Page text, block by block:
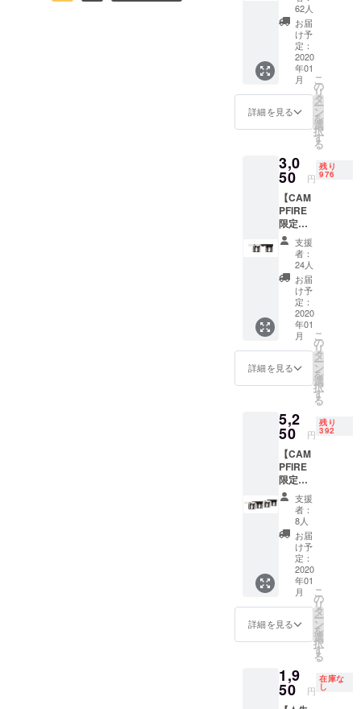
ターン
をお届
けでき
ますの
で、ご
支援よ
ろしく
いたし
ます。
（達成
後支援
型）で
す。 目
標を達
成した
場合の
みリ
ターン
で、ご
支援よ
ろしく
お願い
いたし
ます。
Nothing
（達成
後支援
型）で
す。 目
標を達
成した
場合の
みリ
ますの
で、ご
支援よ
ろしく
お願い
いたし
ます。
ルダー2
種類
セット
※送料無
容物
「ワイ
ズホル
ダー
MINI」
×1個
Dark
Chocol
ate /
White)
「ワイ
ズホル
ダー
（3L）
」×1個
(色：
White) *
スペア
吸盤 +
吸着
パット
含め ■
サイズ
MINI」 :
185mm
x
120mm
x
8mm(ハ
ンドル
含め
27mm)
「ワイ
ズホル
ダー
（3L）
218.5m
m x
140mm
ル含め
27mm)
■本プロ
62人
お届
け予
定：
2020
年01
月
詳細を見る
こ
の
リ
タ
ー
ン
を
選
択
す
る
3,0
50 円
残り
976
【CAM
PFIRE
限定価
格】
「ワイ
ズホル
ダー
MINI」
ダブル
※送料無
容物
「ワイ
ズホル
ダー
MINI」
(色：
Dark
Chocol
ate /
White) *
スペア
吸盤 +
吸着
パット
含め ■
サイズ
「ワイ
ズホル
ダー
MINI」 :
185mm
x
8mm(ハ
ンドル
含め
27mm)
支援
者：
24人
お届
け予
定：
2020
年01
月
詳細を見る
こ
の
リ
タ
ー
ン
を
選
択
す
る
5,2
50 円
残り
392
【CAM
PFIRE
限定価
格】
「ワイ
ズホル
ダー
MINI」
ファミ
リー ※
送料無
容物
「ワイ
ズホル
ダー
×4個
(色：
Dark
支援
者：
8人
お届
け予
定：
2020
年01
月
詳細を見る
こ
の
リ
タ
ー
ン
を
選
択
す
る
1,9
50 円
在庫な
し